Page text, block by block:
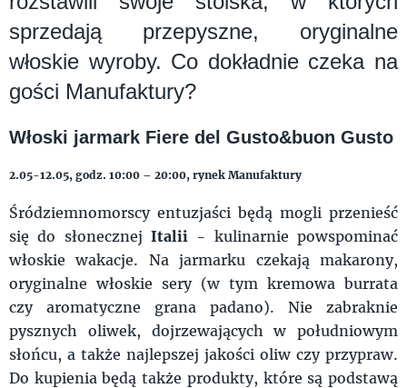
sprzedają przepyszne, oryginalne
włoskie wyroby. Co dokładnie czeka na
gości Manufaktury?
Włoski jarmark Fiere del Gusto&buon Gusto
2.05-12.05, godz. 10:00 – 20:00, rynek Manufaktury
Śródziemnomorscy entuzjaści będą mogli przenieść
się do słonecznej Italii - kulinarnie powspominać
włoskie wakacje. Na jarmarku czekają makarony,
oryginalne włoskie sery (w tym kremowa burrata
czy aromatyczne grana padano). Nie zabraknie
pysznych oliwek, dojrzewających w południowym
słońcu, a także najlepszej jakości oliw czy przypraw.
Do kupienia będą także produkty, które są podstawą